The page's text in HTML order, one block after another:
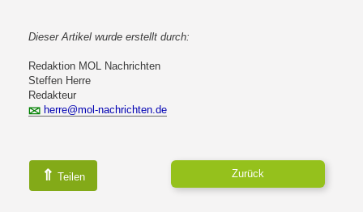
Dieser Artikel wurde erstellt durch:
Redaktion MOL Nachrichten
Steffen Herre
Redakteur
herre@mol-nachrichten.de
⇑ Teilen Zurück